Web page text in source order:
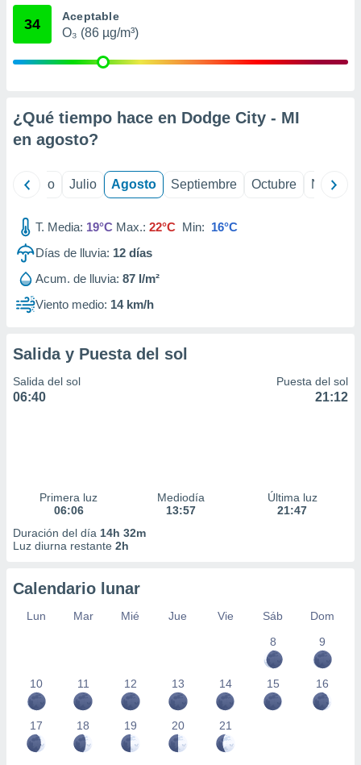
e
publicidad
1199
34 Aceptable
O₃ (86 µg/m³)
¿Qué tiempo hace en Dodge City - MI
en agosto?
Junio Julio Agosto Septiembre Octubre
T. Media: 19°C Max.: 22°C Min: 16°C
Días de lluvia: 12 días
Acum. de lluvia: 87 l/m²
Viento medio: 14 km/h
Salida y Puesta del sol
Salida del sol
06:40
Puesta del sol
21:12
Primera luz
06:06
Mediodía
13:57
Última luz
21:47
Duración del día 14h 32m
Luz diurna restante 2h
Calendario lunar
Lun Mar Mié Jue Vie Sáb
Dom
8
9
10 11 12 13 14 15 16
17 18 19 20 21